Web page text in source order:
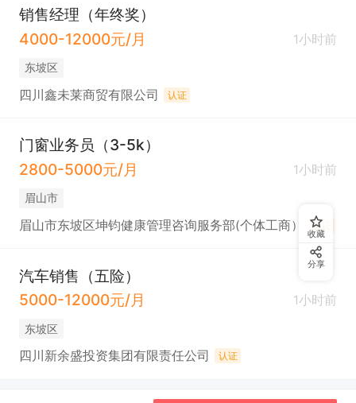
销售经理（年终奖）
4000-12000元/月
1小时前
东坡区
四川鑫未莱商贸有限公司 认证
门窗业务员（3-5k）
2800-5000元/月
1小时前
眉山市
眉山市东坡区坤钧健康管理咨询服务部(个体工商） 认证
汽车销售（五险）
5000-12000元/月
1小时前
东坡区
四川新余盛投资集团有限责任公司 认证
收藏
分享